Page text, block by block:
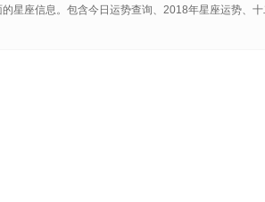
的星座信息。包含今日运势查询、2018年星座运势、